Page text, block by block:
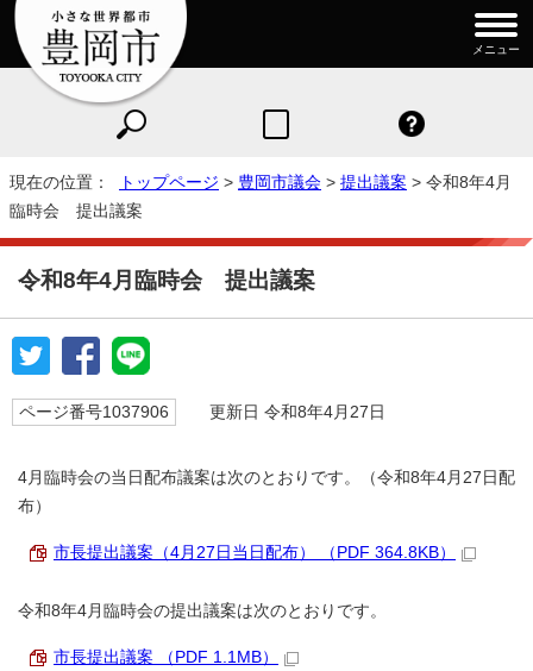
メニュー
現在の位置： トップページ > 豊岡市議会 > 提出議案 > 令和8年4月
臨時会 提出議案
令和8年4月臨時会 提出議案
ページ番号1037906 更新日 令和8年4月27日
4月臨時会の当日配布議案は次のとおりです。（令和8年4月27日配
布）
市長提出議案（4月27日当日配布） （PDF 364.8KB）
令和8年4月臨時会の提出議案は次のとおりです。
市長提出議案 （PDF 1.1MB）